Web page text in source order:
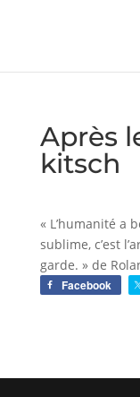
Après
kitsch
« L’humanité a
sublime, c’est
garde. » de
Facebook